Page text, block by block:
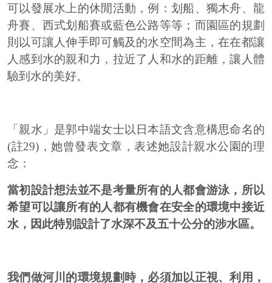
可以發展水上的休閒活動，例：划船、獨木舟、龍
舟賽、西式划船賽或藍色公路等等；而園區的規劃
則以可讓人伸手即可觸及的水空間為主，在在都讓
人感到水的親和力，拉近了人和水的距離，讓人體
驗到水的美好。
「親水」是郭中端女士以日本語文含意構思命名的
(註29)，她曾發表文章，表述她設計親水公園的理
念：
當初設計想法並不是考量所有的人都會游泳，所以
希望可以讓所有的人都有機會在安全的環境中接近
水，因此特別設計了水深不及五十公分的涉水區。
我們做河川的環境規劃時，必須加以正視、利用，